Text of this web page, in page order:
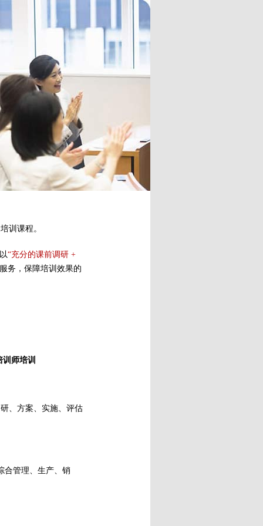
训课程。
“充分的课前调研 +
务，保障培训效果的
师培训
、方案、实施、评估
合管理、生产、销